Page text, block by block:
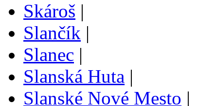
Skároš |
Slančík |
Slanec |
Slanská Huta |
Slanské Nové Mesto |